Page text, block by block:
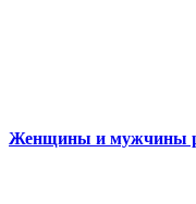
Женщины и мужчины